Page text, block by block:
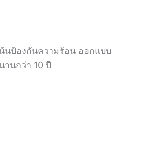
นป้องกันความร้อน ออกแบบ
านกว่า 10 ปี